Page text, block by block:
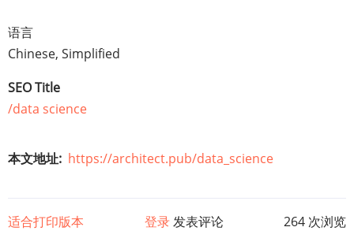
语言
Chinese, Simplified
SEO Title
/data science
本文地址 https://architect.pub/data_science
适合打印版本 登录发表评论
264 次浏览